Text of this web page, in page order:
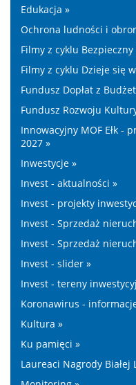
Edukacja »
Ochrona ludności i
Filmy z cyklu Bezpieczny
Filmy z cyklu Dzieje się w
Fundusz Dopłat z
Fundusz Rozwoju
Innowacyjny MOF Ełk -
2027 »
Inwestycje »
Invest - aktualności »
Invest - projekty
Invest - Sprzedaż
Invest - Sprzedaż
Invest - slider »
Invest - tereny
Koronawirus -
Kultura »
Ku pamięci »
Laureaci Nagrody Białej